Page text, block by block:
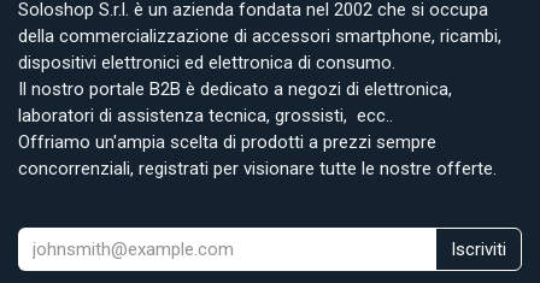
Soloshop S.r.l. è un azienda fondata nel 2002 che si occupa
della commercializzazione di accessori smartphone, ricambi,
dispositivi elettronici ed elettronica di consumo.
Il nostro portale B2B è dedicato a negozi di elettronica,
laboratori di assistenza tecnica, grossisti, ecc..
Offriamo un'ampia scelta di prodotti a prezzi sempre
concorrenziali, registrati per visionare tutte le nostre offerte.
Iscriviti